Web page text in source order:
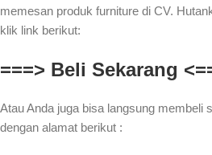
memesan produk furniture di CV.
klik link berikut:
===> Beli Sekarang
Atau Anda juga bisa langsung membeli
dengan alamat berikut :